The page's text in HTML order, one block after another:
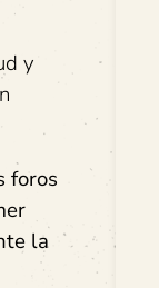
y
foros
la